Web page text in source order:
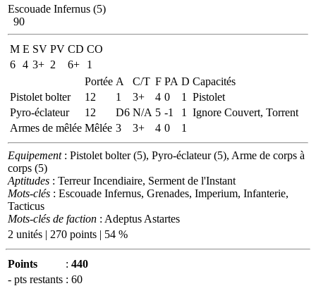
Escouade Infernus (5)
90
M E SV PV CD CO
6 4 3+ 2 6+
1
Portée A C/T F PA D Capacités
Pistolet bolter
12 1 3+ 4 0 1
Pistolet
Pyro-éclateur
12 D6 N/A 5 -1 1
Ignore Couvert, Torrent
Armes de mêlée Mêlée 3 3+ 4 0 1
Equipement: Pistolet bolter (5), Pyro-éclateur (5), Arme de corps à
corps (5)
Aptitudes : Terreur Incendiaire, Serment de l'Instant
Mots-clés : Escouade Infernus, Grenades, Imperium, Infanterie,
Tacticus
Mots-clés de faction : Adeptus Astartes
2 unités | 270 points | 54 %
Points : 440
- pts restants : 60